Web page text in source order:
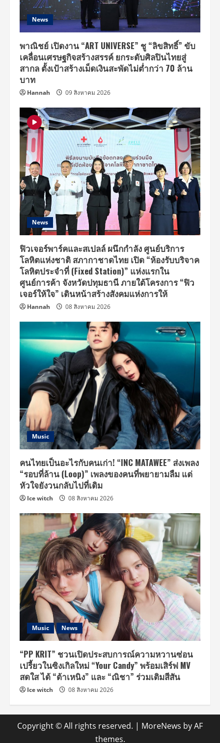
แทน
จำหน่าย
PTT
Station
ปี
2561
News
พาณิชย์ เปิดงาน “ART UNIVERSE” ชู “ลิขสิทธิ์” ขับ
เคลื่อนเศรษฐกิจสร้างสรรค์ ยกระดับศิลปินไทยสู่
สากล ตั้งเป้าสร้างเม็ดเงินสะพัดไม่ต่ำกว่า 70 ล้าน
บาท
Hannah 09 สิงหาคม 2026
News
ฟิวเจอร์พาร์คและสเปลล์ ผนึกกำลัง ศูนย์บริการ
โลหิตแห่งชาติ สภากาชาดไทย เปิด “ห้องรับบริจาค
โลหิตประจำที่ (Fixed Station)” แห่งแรกใน
ศูนย์การค้า จังหวัดปทุมธานี ภายใต้โครงการ “ฟิว
เจอร์ให้ใจ” เดินหน้าสร้างสังคมแห่งการให้
Hannah 08 สิงหาคม 2026
Music
คนไทยเป็นอะไรกับคนเก่า! “INC MATAWEE” ส่งเพลง
“รอบที่ล้าน (Loop)” เพลงของคนที่พยายามลืม แต่
หัวใจยังวนกลับไปที่เดิม
Ice witch 08 สิงหาคม 2026
Music News
“PP KRIT” ชวนเปิดประสบการณ์ความหวานซ่อน
เปรี้ยวในซิงเกิลใหม่ “Your Candy” พร้อมเสิร์ฟ MV
สดใส ได้ “ต้าเหนิง” และ “ณิชา” ร่วมเติมสีสัน
Ice witch 08 สิงหาคม 2026
Copyright © All rights reserved. | MoreNews by AF
themes.